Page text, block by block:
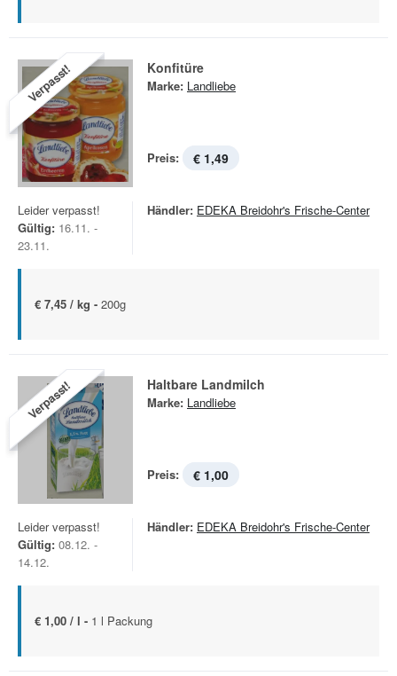
Verpasst! Konfitüre
Marke: Landliebe
Preis: € 1,49
Leider verpasst!
Gültig: 16.11. -
23.11.
Händler: EDEKA Breidohr's Frische-Center
€ 7,45 / kg - 200g
Verpasst! Haltbare Landmilch
Marke: Landliebe
Preis: € 1,00
Leider verpasst!
Gültig: 08.12. -
14.12.
Händler: EDEKA Breidohr's Frische-Center
€ 1,00 / l - 1 l Packung